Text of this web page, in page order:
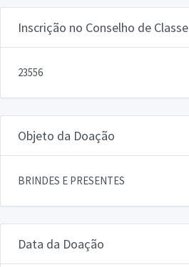
Inscrição no Conselho de Classe
23556
Objeto da Doação
BRINDES E PRESENTES
Data da Doação